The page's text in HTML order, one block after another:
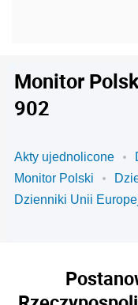
Monitor
902
Akty ujednolicone
Monitor Polski
Dzienniki Unii